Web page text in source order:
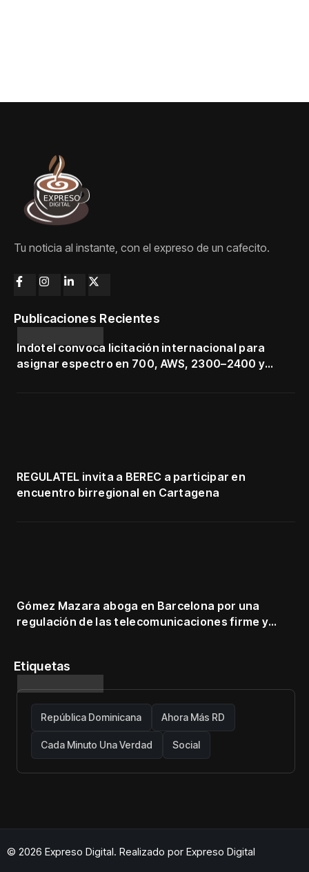
Tu noticia al instante, con el expreso de un cafecito.
Publicaciones Recientes
Indotel convoca licitación internacional para
asignar espectro en 700, AWS, 2300–2400 y
REGULATEL invita a BEREC a participar en
encuentro birregional en Cartagena
Gómez Mazara aboga en Barcelona por una
regulación de las telecomunicaciones firme y
Etiquetas
República Dominicana Ahora Más RD
Cada Minuto Una Verdad Social
© 2026 Expreso Digital. Realizado por Expreso Digital